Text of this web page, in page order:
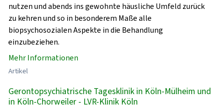
nutzen und abends ins gewohnte häusliche Umfeld zurück
zu kehren und so in besonderem Maße alle
biopsychosozialen Aspekte in die Behandlung
einzubeziehen.
Mehr Informationen
Artikel
Gerontopsychiatrische Tagesklinik in Köln-Mülheim und
in Köln-Chorweiler - LVR-Klinik Köln